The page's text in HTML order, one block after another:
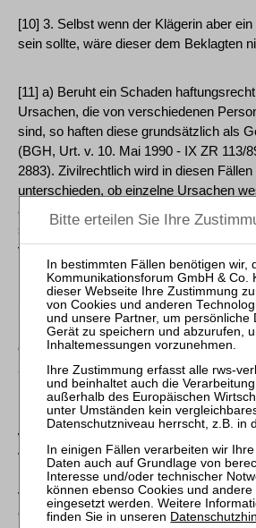
[10] 3. Selbst wenn der Klägerin aber
sein sollte, wäre dieser dem Beklagten
[11] a) Beruht ein Schaden
Ursachen, die von verschiedenen
sind, so haften diese grundsätzlich als
(BGH, Urt. v. 10. Mai 1990 - IX ZR 113/
2883). Zivilrechtlich wird in diesen
unterschieden, ob einzelne Ursachen
andere. Das gilt grundsätzlich auch,
sich allein den Schaden nicht
vielmehr des Hinzutretens weiterer
kumulativen Gesamtkausalität bedurfte
1990 - IX ZR 113/89, aaO S. 2882 f).
Schaden ebenfalls zu ersetzen, der
Eingreifen eines Dritten, hier des
eintritt (vgl. BGH, Urt. v. 10. Mai 1990 -
2883).
[12] b) Die Zurechenbarkeit fehlt in
wenn das Eingreifen des Dritten den
verändert, dass der Schaden bei
keinem inneren Zusammenhang zu der
vertretenden Vertragsverletzung steht
Oktober 1996 - IX ZR 294/95, NJW